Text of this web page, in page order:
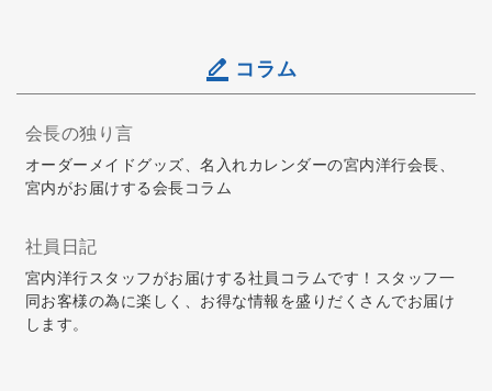
コラム
会長の独り言
オーダーメイドグッズ、名入れカレンダーの宮内洋行会長、
宮内がお届けする会長コラム
社員日記
宮内洋行スタッフがお届けする社員コラムです！スタッフ一
同お客様の為に楽しく、お得な情報を盛りだくさんでお届け
します。